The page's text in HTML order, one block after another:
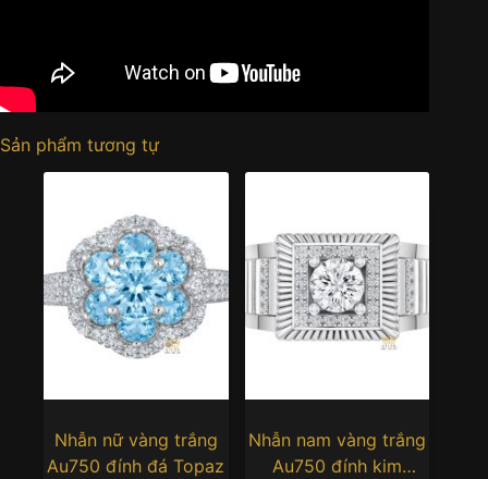
Sản phẩm tương tự
Nhẫn nữ vàng trắng
Au750 đính đá Topaz
Nhẫn nam vàng trắng
Au750 đính kim